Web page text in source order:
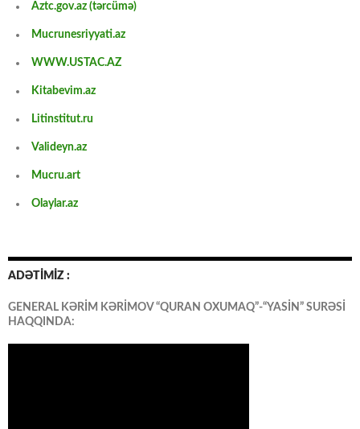
Aztc.gov.az (tərcümə)
Mucrunesriyyati.az
WWW.USTAC.AZ
Kitabevim.az
Litinstitut.ru
Valideyn.az
Mucru.art
Olaylar.az
ADƏTİMİZ :
GENERAL KƏRİM KƏRİMOV “QURAN OXUMAQ”-“YASİN” SURƏSİ
HAQQINDA: